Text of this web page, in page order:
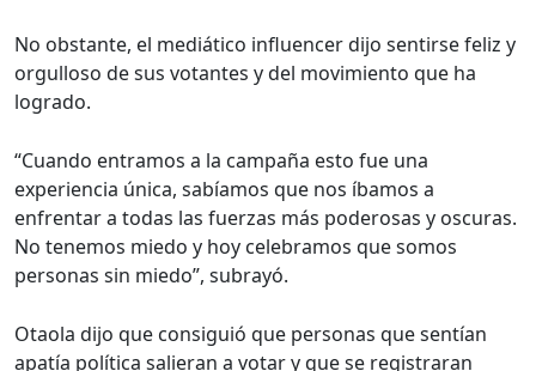
No obstante, el mediático influencer dijo sentirse feliz y
orgulloso de sus votantes y del movimiento que ha
logrado.
“Cuando entramos a la campaña esto fue una
experiencia única, sabíamos que nos íbamos a
enfrentar a todas las fuerzas más poderosas y oscuras.
No tenemos miedo y hoy celebramos que somos
personas sin miedo”, subrayó.
Otaola dijo que consiguió que personas que sentían
apatía política salieran a votar y que se registraran